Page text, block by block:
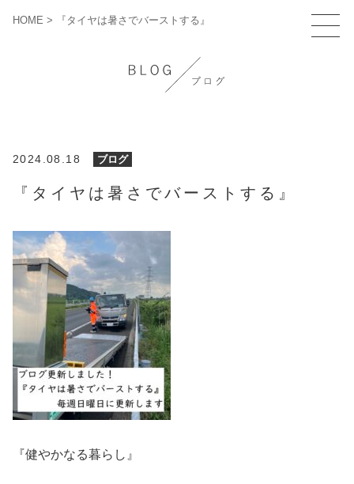
HOME > 『タイヤは暑さでバーストする』
2024.08.18 ブログ
『タイヤは暑さでバーストする』
『健やかなる暮らし』